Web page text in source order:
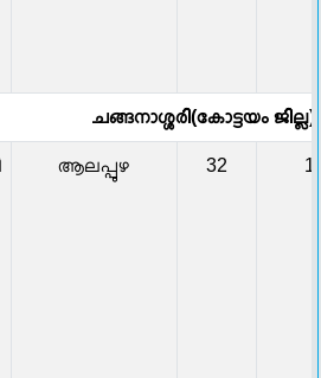
ചങ്ങനാശ്ശരി(കോട്ടയം ജില്ല)
ആലപ്പുഴ 32